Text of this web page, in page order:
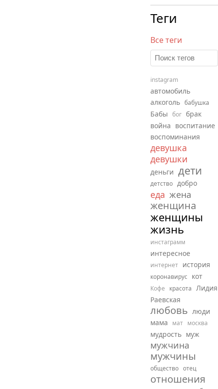
Теги
Все теги
instagram
автомобиль
алкоголь бабушка
Бабы бог брак
война воспитание
воспоминания
девушка
девушки
деньги дети
детство добро
еда жена
женщина
женщины
жизнь
инстаграмм
интересное
интернет история
коронавирус кот
Кофе красота Лидия
Раевская
любовь люди
мама
мат москва
мудрость муж
мужчина
мужчины
общество отец
отношения